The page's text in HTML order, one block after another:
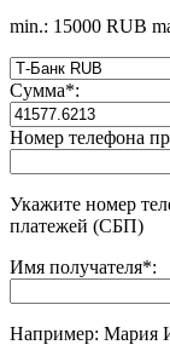
min.: 15000 RUB
Сумма*:
Номер телефона
Укажите номер
платежей (СБП)
Имя получателя*:
Например: Мария